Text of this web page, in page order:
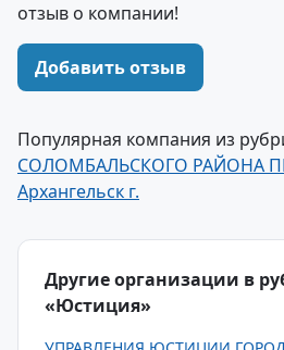
отзыв о компании!
Добавить отзыв
Популярная компания из
СОЛОМБАЛЬСКОГО РАЙОНА
Архангельск г.
Другие организации в
«Юстиция»